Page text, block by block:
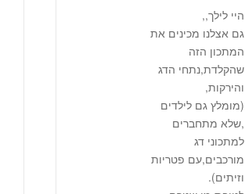
היי לילך,,
גם אצלנו מכינים את
המתכון הזה
שהקלדת,נתחי הדג
והירקות,
(מומלץ גם לילדים
,שלא מתחברים
למתכוני דג
מורכבים,עם פטריות
וזיתים).